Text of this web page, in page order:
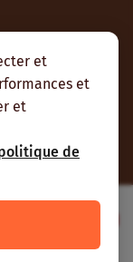
et
et
et
de
RSS et nous